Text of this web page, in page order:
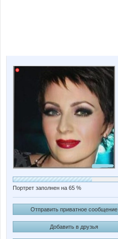
Портрет заполнен на 65 %
Отправить приватное сообщение
Добавить в друзья